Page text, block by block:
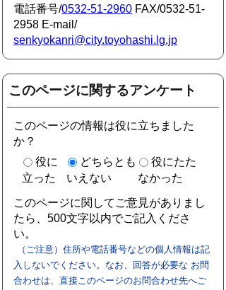
電話番号/0532-51-2960 FAX/0532-51-
2958 E-mail/
senkyokanri@city.toyohashi.lg.jp
このページに関するアンケート
このページの情報は役に立ちました
か？
役に
立った
どちらとも
いえない
役にたた
なかった
このページに関してご意見がありまし
たら、500文字以内でご記入くださ
い。
（ご注意）住所や電話番号などの個人情報は記
入しないでください。なお、回答が必要な お問
合わせは、直接このページのお問合わせ先へご